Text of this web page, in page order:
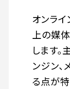
オンライ
上の媒
します
ンジン
る点が特